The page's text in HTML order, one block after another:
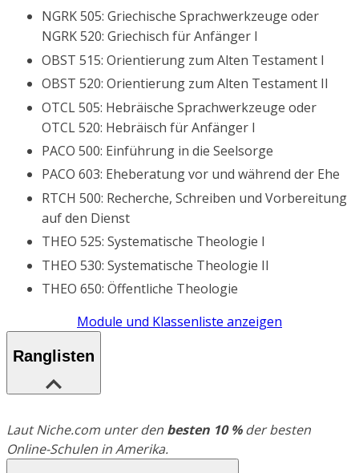
NGRK 505: Griechische Sprachwerkzeuge oder
NGRK 520: Griechisch für Anfänger I
OBST 515: Orientierung zum Alten Testament I
OBST 520: Orientierung zum Alten Testament II
OTCL 505: Hebräische Sprachwerkzeuge oder
OTCL 520: Hebräisch für Anfänger I
PACO 500: Einführung in die Seelsorge
PACO 603: Eheberatung vor und während der Ehe
RTCH 500: Recherche, Schreiben und Vorbereitung
auf den Dienst
THEO 525: Systematische Theologie I
THEO 530: Systematische Theologie II
THEO 650: Öffentliche Theologie
Module und Klassenliste anzeigen
Ranglisten
Laut Niche.com unter den besten 10 %der besten
Online-Schulen in Amerika.